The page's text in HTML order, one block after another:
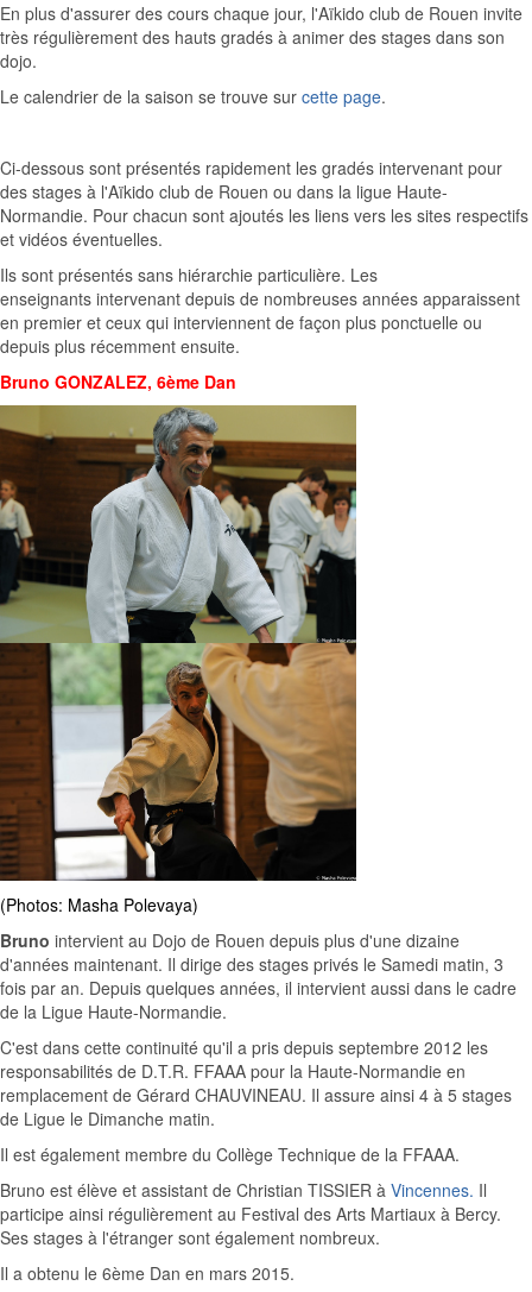
En plus d'assurer des cours chaque jour, l'Aïkido club de Rouen invite
très régulièrement des hauts gradés à animer des stages dans son
dojo.
Le calendrier de la saison se trouve sur cette page.
Ci-dessous sont présentés rapidement les gradés intervenant pour
des stages à l'Aïkido club de Rouen ou dans la ligue Haute-
Normandie. Pour chacun sont ajoutés les liens vers les sites respectifs
et vidéos éventuelles.
Ils sont présentés sans hiérarchie particulière. Les
enseignants intervenant depuis de nombreuses années apparaissent
en premier et ceux qui interviennent de façon plus ponctuelle ou
depuis plus récemment ensuite.
Bruno GONZALEZ, 6ème Dan
(Photos: Masha Polevaya)
Bruno intervient au Dojo de Rouen depuis plus d'une dizaine
d'années maintenant. Il dirige des stages privés le Samedi matin, 3
fois par an. Depuis quelques années, il intervient aussi dans le cadre
de la Ligue Haute-Normandie.
C'est dans cette continuité qu'il a pris depuis septembre 2012 les
responsabilités de D.T.R. FFAAA pour la Haute-Normandie en
remplacement de Gérard CHAUVINEAU. Il assure ainsi 4 à 5 stages
de Ligue le Dimanche matin.
Il est également membre du Collège Technique de la FFAAA.
Bruno est élève et assistant de Christian TISSIER à Vincennes. Il
participe ainsi régulièrement au Festival des Arts Martiaux à Bercy.
Ses stages à l'étranger sont également nombreux.
Il a obtenu le 6ème Dan en mars 2015.